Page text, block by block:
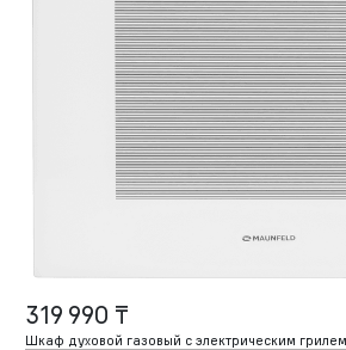
319 990 ₸
Шкаф духовой газовый с электрическим грилем